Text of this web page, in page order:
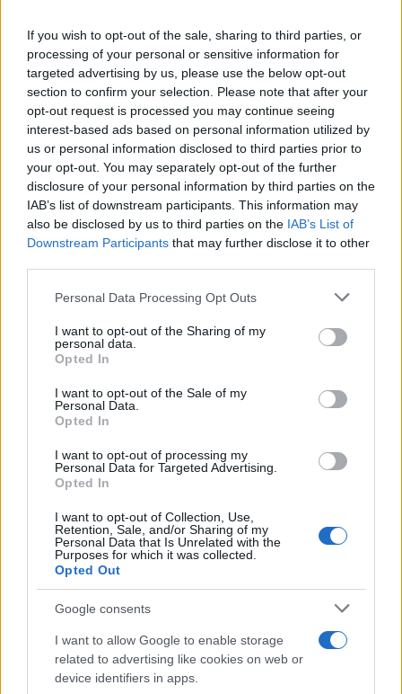
If you wish to opt-out of the sale, sharing to third parties, or
processing of your personal or sensitive information for
targeted advertising by us, please use the below opt-out
section to confirm your selection. Please note that after your
opt-out request is processed you may continue seeing
interest-based ads based on personal information utilized by
us or personal information disclosed to third parties prior to
your opt-out. You may separately opt-out of the further
disclosure of your personal information by third parties on the
IAB’s list of downstream participants. This information may
also be disclosed by us to third parties on the IAB’s List of
Downstream Participants that may further disclose it to other
Please note that this website/app uses one or more Google
not limited to your visit or usage behaviour. You may click to
grant or deny consent to Google and its third-party tags to
use your data for below specified purposes in below Google
consent section.
Personal Data Processing Opt Outs
I want to opt-out of the Sharing of my
personal data.
Opted In
I want to opt-out of the Sale of my
Personal Data.
Opted In
I want to opt-out of processing my
Personal Data for Targeted Advertising.
Opted In
I want to opt-out of Collection, Use,
Retention, Sale, and/or Sharing of my
Personal Data that Is Unrelated with the
Purposes for which it was collected.
Opted Out
Google consents
I want to allow Google to enable storage
related to advertising like cookies on web or
device identifiers in apps.
ΠΑΟΚ: Με τον Μάρκους
Φόστερ ολοκληρώθηκαν οι
αφίξεις - Οι δηλώσεις του
(vid & pics)
Εθνική Κορασίδων: Κόντρα
στη Νορβηγία για την
πρόκριση στον τελικό (live
stream)
Ταχύτερα και αυστηρότερα: Το νέο ψηφιακό καθεστώς της
ΑΑΔΕ για τα ανασφάλιστα οχήματα
Από τον Ρήνο μέχρι τη
Μεσόγειο: Η κλιματική
ευρωπαϊκή οικονομία
Τουρισμός για Όλους:
τελευταίο ψηφίο του ΑΦΜ
Νέο Audi A2 e-tron με στόχο την κορυφή της
αποδοτικότητας